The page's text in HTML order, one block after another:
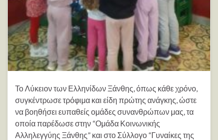
Το Λύκειον των Ελληνίδων Ξάνθης, όπως κάθε χρόνο,
συγκέντρωσε τρόφιμα και είδη πρώτης ανάγκης, ώστε
να βοηθήσει ευπαθείς ομάδες συνανθρώπων μας, τα
οποία παρέδωσε στην “Ομάδα Κοινωνικής
Αλληλεγγύης Ξάνθης” και στο Σύλλογο “Γυναίκες της